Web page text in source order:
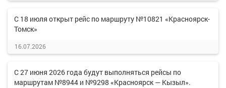
С 18 июля открыт рейс по маршруту №10821 «Красноярск-
Томск»
16.07.2026
С 27 июня 2026 года будут выполняться рейсы по
маршрутам №8944 и №9298 «Красноярск — Кызыл».